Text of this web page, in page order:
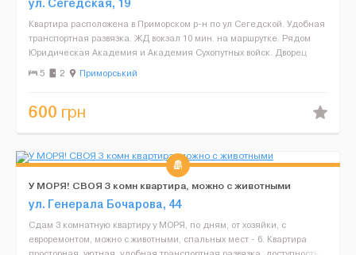
ул. Сегедская, 19
Квартира расположена в Приморском р-н по ул Сегедской. Удобная
транспортная развязка. ЖД вокзал 10 мин. на маршрутке. Рядом
Юридическая Академия и Академия Сухопутных войск. Дворец
спорта и парк Победы. Район пляжей Аркадия 15 мин...
5 2 Приморський
600 грн
У МОРЯ! СВОЯ 3 комн квартира, можно с животными
ул. Генерала Бочарова, 44
Сдам 3 комнатную квартиру у МОРЯ, по дням, от хозяйки, с
евроремонтом, можно с животными, спальных мест - 6. Квартира